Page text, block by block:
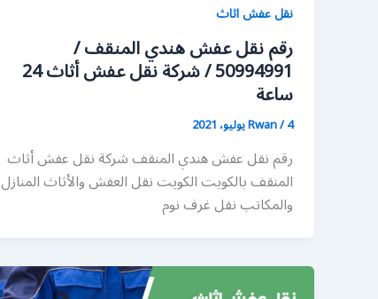
نقل عفش اثاث
رقم نقل عفش هندي المنقف /
50994991 / شركة نقل عفش أثاث 24
ساعة
Rwan/4 يوليو، 2021
رقم نقل عفش هندي المنقف شركة نقل عفش أثاث
المنقف بالكويت الكويت نقل العفش والأثاث المنازل
والمكاتب نقل غرف نوم